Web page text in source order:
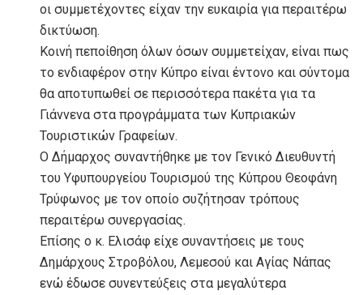
οι συμμετέχοντες είχαν την ευκαιρία για περαιτέρω
δικτύωση.
Κοινή πεποίθηση όλων όσων συμμετείχαν, είναι πως
το ενδιαφέρον στην Κύπρο είναι έντονο και σύντομα
θα αποτυπωθεί σε περισσότερα πακέτα για τα
Γιάννενα στα προγράμματα των Κυπριακών
Τουριστικών Γραφείων.
Ο Δήμαρχος συναντήθηκε με τον Γενικό Διευθυντή
του Υφυπουργείου Τουρισμού της Κύπρου Θεοφάνη
Τρύφωνος με τον οποίο συζήτησαν τρόπους
περαιτέρω συνεργασίας.
Επίσης ο κ. Ελισάφ είχε συναντήσεις με τους
Δημάρχους Στροβόλου, Λεμεσού και Αγίας Νάπας
ενώ έδωσε συνεντεύξεις στα μεγαλύτερα